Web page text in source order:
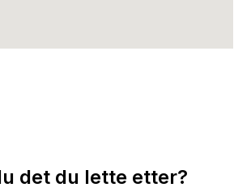
det du lette etter?